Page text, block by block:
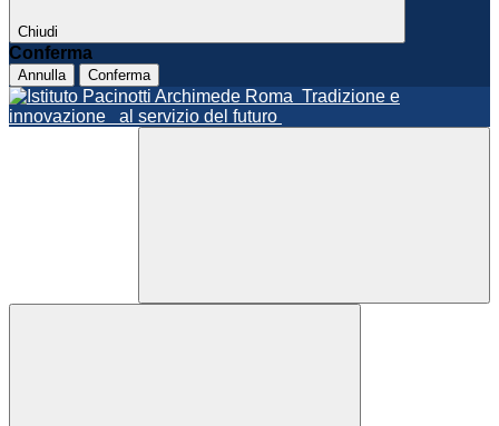
Chiudi
Conferma
Annulla Conferma
Roma Tradizione e
innovazione
al servizio del futuro